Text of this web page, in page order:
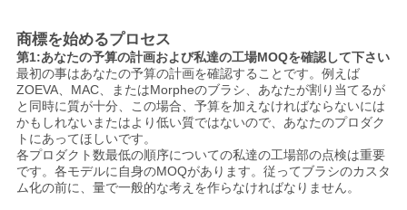
商標を始めるプロセス
第1:あなたの予算の計画および私達の工場MOQを確認して下さい
最初の事はあなたの予算の計画を確認することです。例えば
ZOEVA、MAC、またはMorpheのブラシ、あなたが割り当てるが
と同時に質が十分、この場合、予算を加えなければならないには
かもしれないまたはより低い質ではないので、あなたのプロダク
トにあってほしいです。
各プロダクト数最低の順序についての私達の工場部の点検は重要
です。各モデルに自身のMOQがあります。従ってブラシのカスタ
ム化の前に、量で一般的な考えを作らなければなりません。